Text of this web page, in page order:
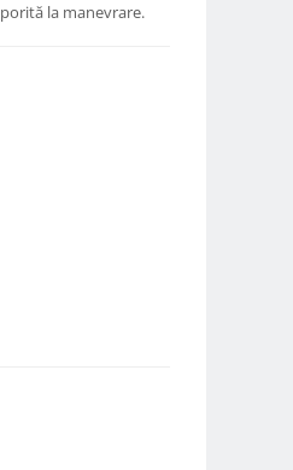
la manevrare.